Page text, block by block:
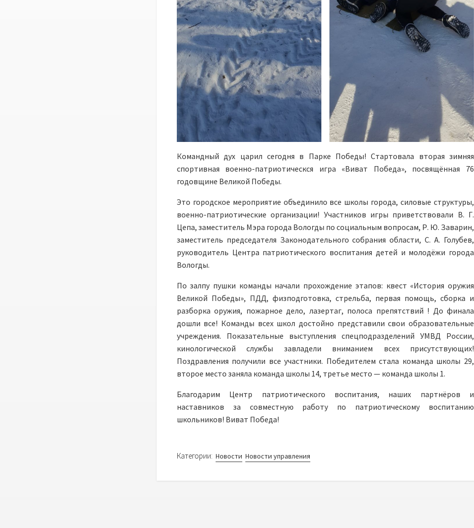
Командный дух царил сегодня в Парке Победы! Стартовала вторая зимняя
спортивная военно-патриотическся игра «Виват Победа», посвящённая 76
годовщине Великой Победы.
Это городское мероприятие объединило все школы города, силовые структуры,
военно-патриотические организации! Участников игры приветствовали В. Г.
Цепа, заместитель Мэра города Вологды по социальным вопросам, Р. Ю. Заварин,
заместитель председателя Законодательного собрания области, С. А. Голубев,
руководитель Центра патриотического воспитания детей и молодёжи города
Вологды.
По залпу пушки команды начали прохождение этапов: квест «История оружия
Великой Победы», ПДД, физподготовка, стрельба, первая помощь, сборка и
разборка оружия, пожарное дело, лазертаг, полоса препятствий ! До финала
дошли все! Команды всех школ достойно представили свои образовательные
учреждения. Показательные выступления спецподразделений УМВД России,
кинологической службы завладели вниманием всех присутствующих!
Поздравления получили все участники. Победителем стала команда школы 29,
второе место заняла команда школы 14, третье место — команда школы 1.
Благодарим Центр патриотического воспитания, наших партнёров и
наставников за совместную работу по патриотическому воспитанию
школьников! Виват Победа!
Категории: Новости Новости управления